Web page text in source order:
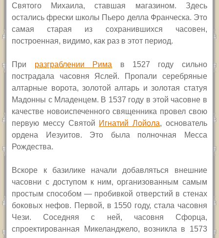
Святого Михаила, ставшая магазином. Здесь
остались фрески школы Пьеро делла Франческа. Это
самая старая из сохранившихся часовен,
построенная, видимо, как раз в этот период.
При разграблении Рима в 1527 году сильно
пострадала часовня Яслей. Пропали серебряные
алтарные ворота, золотой алтарь и золотая статуя
Мадонны с Младенцем. В 1537 году в этой часовне в
качестве новоиспеченного священника провел свою
первую мессу Святой Игнатий Лойола, основатель
ордена Иезуитов. Это была полночная Месса
Рождества.
Вскоре к базилике начали добавляться внешние
часовни с доступом к ним, организованным самым
простым способом — пробивкой отверстий в стенах
боковых нефов. Первой, в 1550 году, стала часовня
Чези. Соседняя с ней, часовня Сфорца,
спроектированная Микеланджело, возникла в 1573